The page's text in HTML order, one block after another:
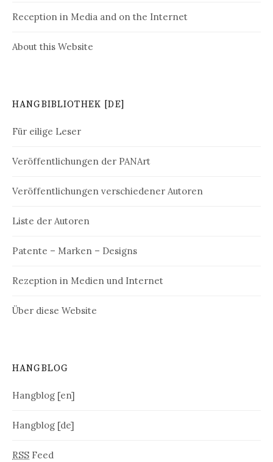
Reception in Media and on the Internet
About this Website
HANGBIBLIOTHEK [DE]
Für eilige Leser
Veröffentlichungen der PANArt
Veröffentlichungen verschiedener Autoren
Liste der Autoren
Patente – Marken – Designs
Rezeption in Medien und Internet
Über diese Website
HANGBLOG
Hangblog [en]
Hangblog [de]
RSS Feed